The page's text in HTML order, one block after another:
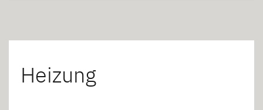
Heizung